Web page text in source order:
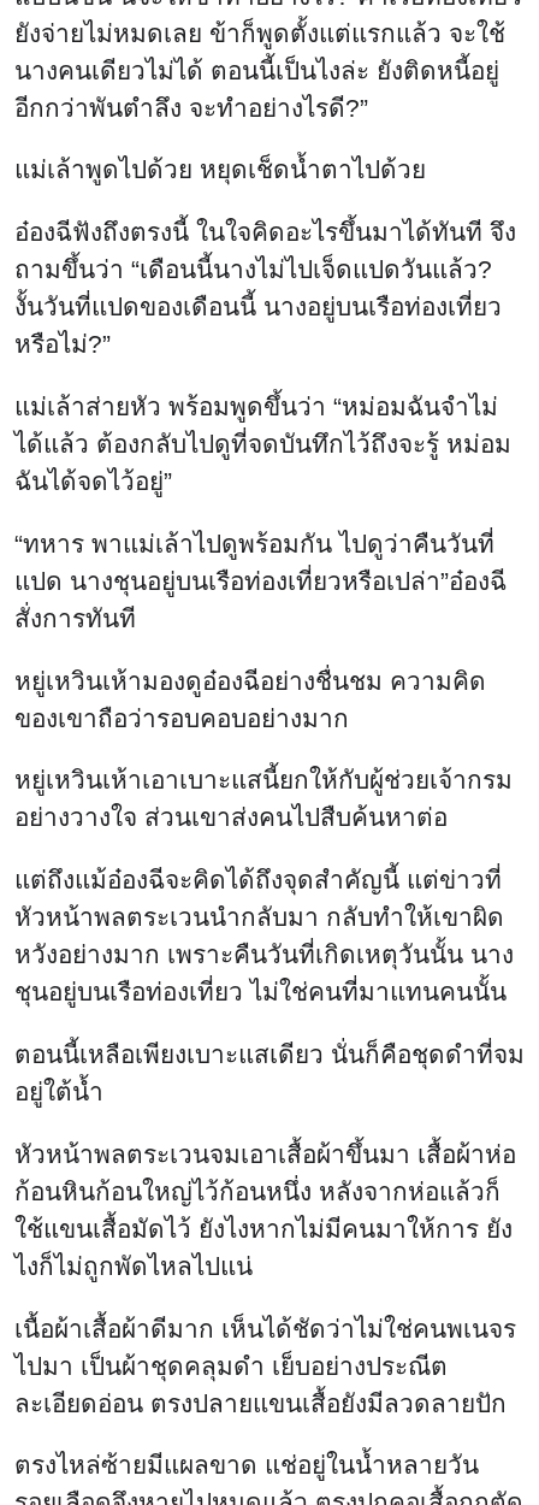
ยังจ่ายไม่หมดเลย ข้าก็พูดตั้งแต่แรกแล้ว จะใช้
นางคนเดียวไม่ได้ ตอนนี้เป็นไงล่ะ ยังติดหนี้อยู่
อีกกว่าพันตำลึง จะทำอย่างไรดี?”